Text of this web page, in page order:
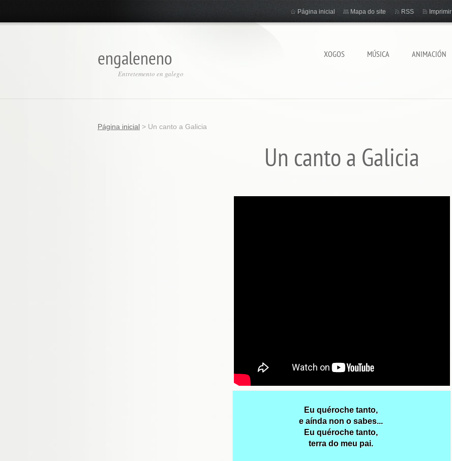
engaleneno
Entretemento en galego
XOGOS MÚSICA ANIMACIÓN
Página inicial Mapa do site RSS Imprimir
Página inicial > Un canto a Galicia
Un canto a Galicia
Eu quéroche tanto,
e aínda non o sabes...
Eu quéroche tanto,
terra do meu pai.